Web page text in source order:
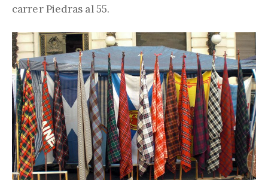
carrer Piedras al 55.